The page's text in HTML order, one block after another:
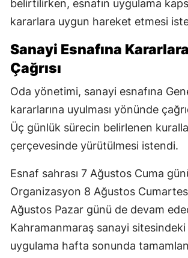
belirtilirken, esnafın uygulama
kararlara uygun hareket etmesi
Sanayi Esnafına
Çağrısı
Oda yönetimi, sanayi esnafına
kararlarına uyulması yönünde
Üç günlük sürecin belirlenen
çerçevesinde yürütülmesi istendi.
Esnaf sahrası 7 Ağustos Cuma
Organizasyon 8 Ağustos
Ağustos Pazar günü de devam
Kahramanmaraş sanayi
uygulama hafta sonunda